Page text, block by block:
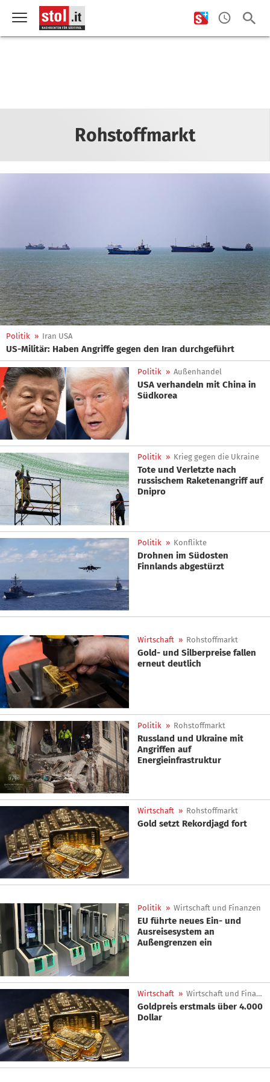
Rohstoffmarkt
Politik » Iran USA
US-Militär: Haben Angriffe gegen den Iran durchgeführt
Politik » Außenhandel
USA verhandeln mit China in
Südkorea
Politik » Krieg gegen die Ukraine
Tote und Verletzte nach
russischem Raketenangriff auf
Dnipro
Politik » Konflikte
Drohnen im Südosten
Finnlands abgestürzt
Wirtschaft » Rohstoffmarkt
Gold- und Silberpreise fallen
erneut deutlich
Politik » Rohstoffmarkt
Russland und Ukraine mit
Angriffen auf
Energieinfrastruktur
Wirtschaft » Rohstoffmarkt
Gold setzt Rekordjagd fort
Politik » Wirtschaft und Finanzen
EU führte neues Ein- und
Ausreisesystem an
Außengrenzen ein
Wirtschaft » Wirtschaft und Finanzen
Goldpreis erstmals über 4.000
Dollar